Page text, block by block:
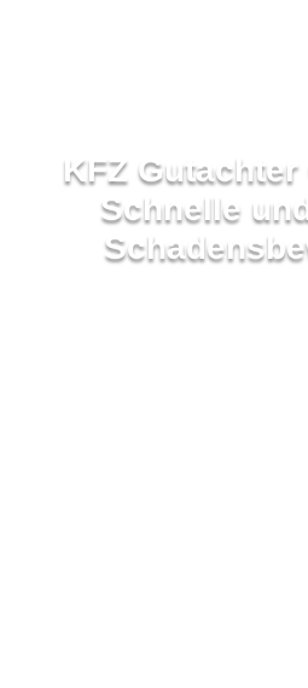
KFZ
Schnelle